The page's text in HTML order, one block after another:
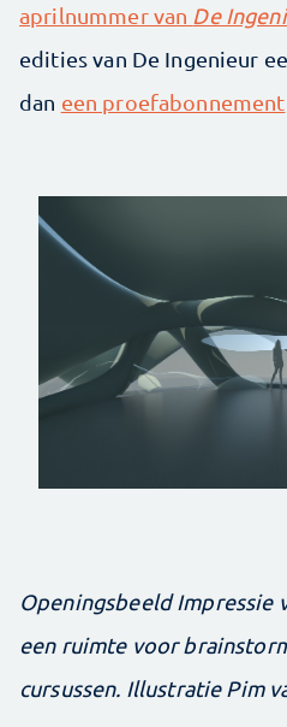
aprilnummer van De
edities van De Ingenieur
dan een proefabonnement
Openingsbeeld Impressie
een ruimte voor
cursussen. Illustratie Pim